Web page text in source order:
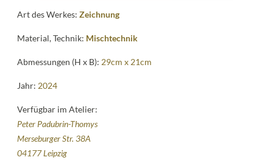
Art des Werkes:Zeichnung
Material, Technik: Mischtechnik
Abmessungen (H x B): 29cm x 21cm
Jahr: 2024
Verfügbar im Atelier:
Peter Padubrin-Thomys
Merseburger Str. 38A
04177 Leipzig